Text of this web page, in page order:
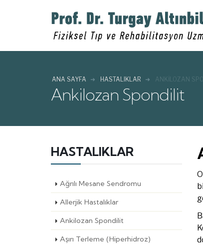
ANA SAYFA HASTALIKLAR ANKILOZAN
Ankilozan Spondilit
HASTALIKLAR
Ağrılı Mesane Sendromu
Allerjik Hastalıklar
Ankilozan Spondilit
Aşırı Terleme (Hiperhidroz)